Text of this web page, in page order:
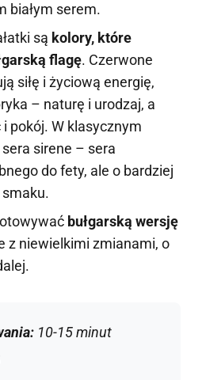
białym serem.
są kolory, które
flagę. Czerwone
siłę i życiową energię,
– naturę i urodzaj, a
pokój. W klasycznym
sirene – sera
do fety, ale o bardziej
bułgarską wersję
z niewielkimi zmianami, o
10-15 minut